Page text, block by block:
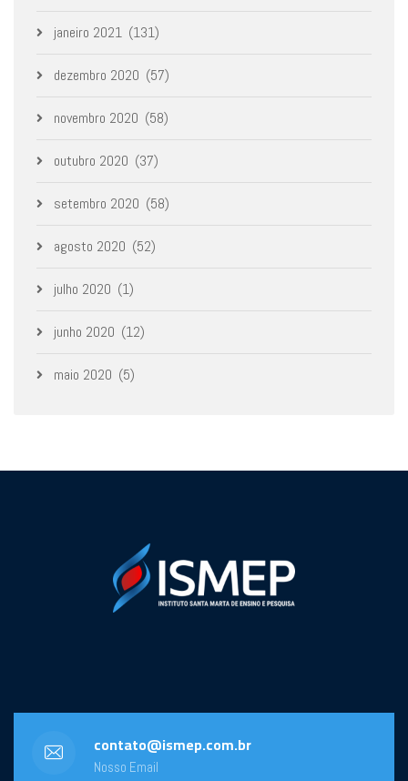
janeiro 2021 (131)
dezembro 2020 (57)
novembro 2020 (58)
outubro 2020 (37)
setembro 2020 (58)
agosto 2020 (52)
julho 2020 (1)
junho 2020 (12)
maio 2020 (5)
contato@ismep.com.br
Nosso Email